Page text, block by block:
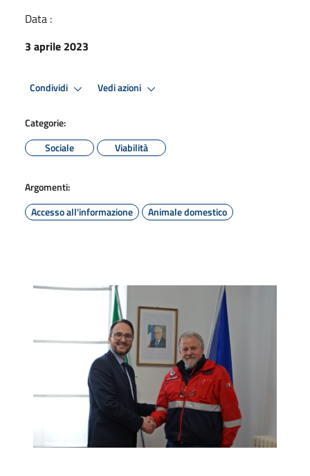
Data :
3 aprile 2023
Condividi Vedi azioni
Categorie:
Sociale
Viabilità
Argomenti:
Accesso all'informazione
Animale domestico